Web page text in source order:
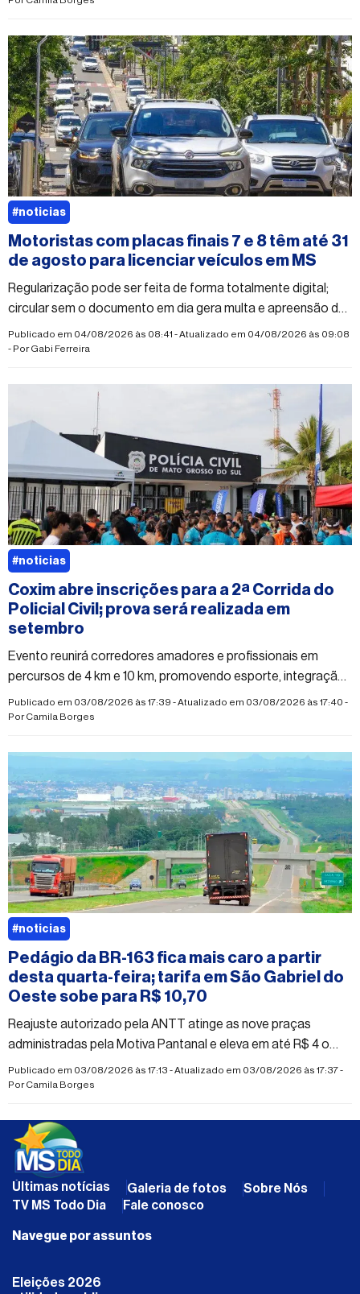
Motoristas com placas finais 7 e 8 têm até 31
de agosto para licenciar veículos em MS
Regularização pode ser feita de forma totalmente digital;
circular sem o documento em dia gera multa e apreensão do
veículo
Publicado em 04/08/2026 às 08:41 - Atualizado em 04/08/2026 às 09:08
- PorGabi Ferreira
#noticias
Coxim abre inscrições para a 2ª Corrida do
Policial Civil; prova será realizada em
setembro
Evento reunirá corredores amadores e profissionais em
percursos de 4 km e 10 km, promovendo esporte, integração
e qualidade de vida
Publicado em 03/08/2026 às 17:39 - Atualizado em 03/08/2026 às 17:40 -
PorCamila Borges
#noticias
Pedágio da BR-163 fica mais caro a partir
desta quarta-feira; tarifa em São Gabriel do
Oeste sobe para R$ 10,70
Reajuste autorizado pela ANTT atinge as nove praças
administradas pela Motiva Pantanal e eleva em até R$ 4 o
valor cobrado na região norte de Mato Grosso do Sul
Publicado em 03/08/2026 às 17:13 - Atualizado em 03/08/2026 às 17:37 -
PorCamila Borges
#noticias
Últimas notícias Galeria de fotos
Sobre Nós
TV MS Todo Dia
Fale conosco
Navegue por assuntos
Eleições 2026